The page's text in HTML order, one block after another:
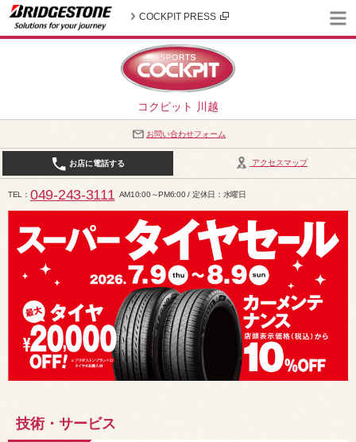
コクピット 川越
COCKPIT PRESS
お問い合わせフォーム
アクセスマップ
お店に電話する
TEL 049-243-3111 AM10:00～PM6:00 / 定休日：水曜日
技術・サービス